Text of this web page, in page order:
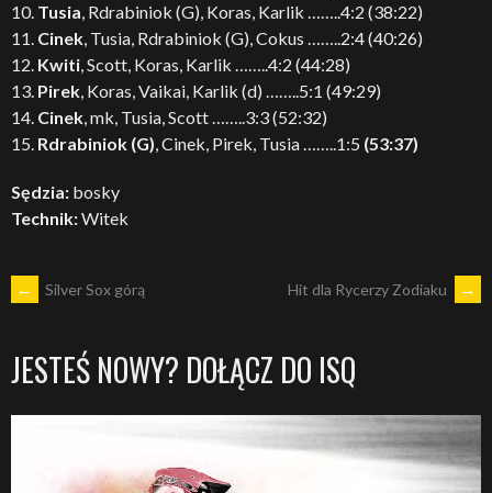
10. Tusia, Rdrabiniok (G), Koras, Karlik ……..4:2 (38:22)
11. Cinek, Tusia, Rdrabiniok (G), Cokus ……..2:4 (40:26)
12. Kwiti, Scott, Koras, Karlik ……..4:2 (44:28)
13. Pirek, Koras, Vaikai, Karlik (d) ……..5:1 (49:29)
14. Cinek, mk, Tusia, Scott ……..3:3 (52:32)
15. Rdrabiniok (G), Cinek, Pirek, Tusia ……..1:5 (53:37)
Sędzia: bosky
Technik:Witek
POST
NAVIGATION
← Silver Sox górą Hit dla Rycerzy Zodiaku →
JESTEŚ NOWY? DOŁĄCZ DO ISQ